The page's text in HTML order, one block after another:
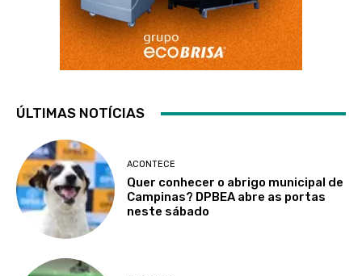
ÚLTIMAS NOTÍCIAS
ACONTECE
Quer conhecer o abrigo municipal de
Campinas? DPBEA abre as portas
neste sábado